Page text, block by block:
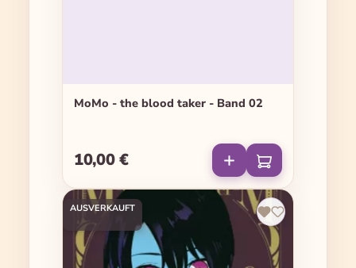
MoMo - the blood taker - Band 02
Regulärer Preis:
10,00 €
AUSVERKAUFT